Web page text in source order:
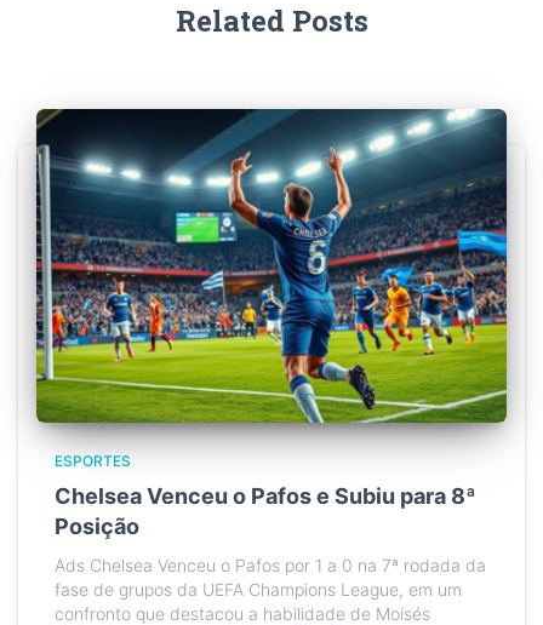
Related Posts
ESPORTES
Chelsea Venceu o Pafos e Subiu para 8ª
Posição
Ads Chelsea Venceu o Pafos por 1 a 0 na 7ª rodada da
fase de grupos da UEFA Champions League, em um
confronto que destacou a habilidade de Moisés